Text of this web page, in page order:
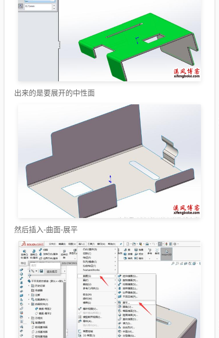
出来的是要展开的中性面
然后插入-曲面-展平